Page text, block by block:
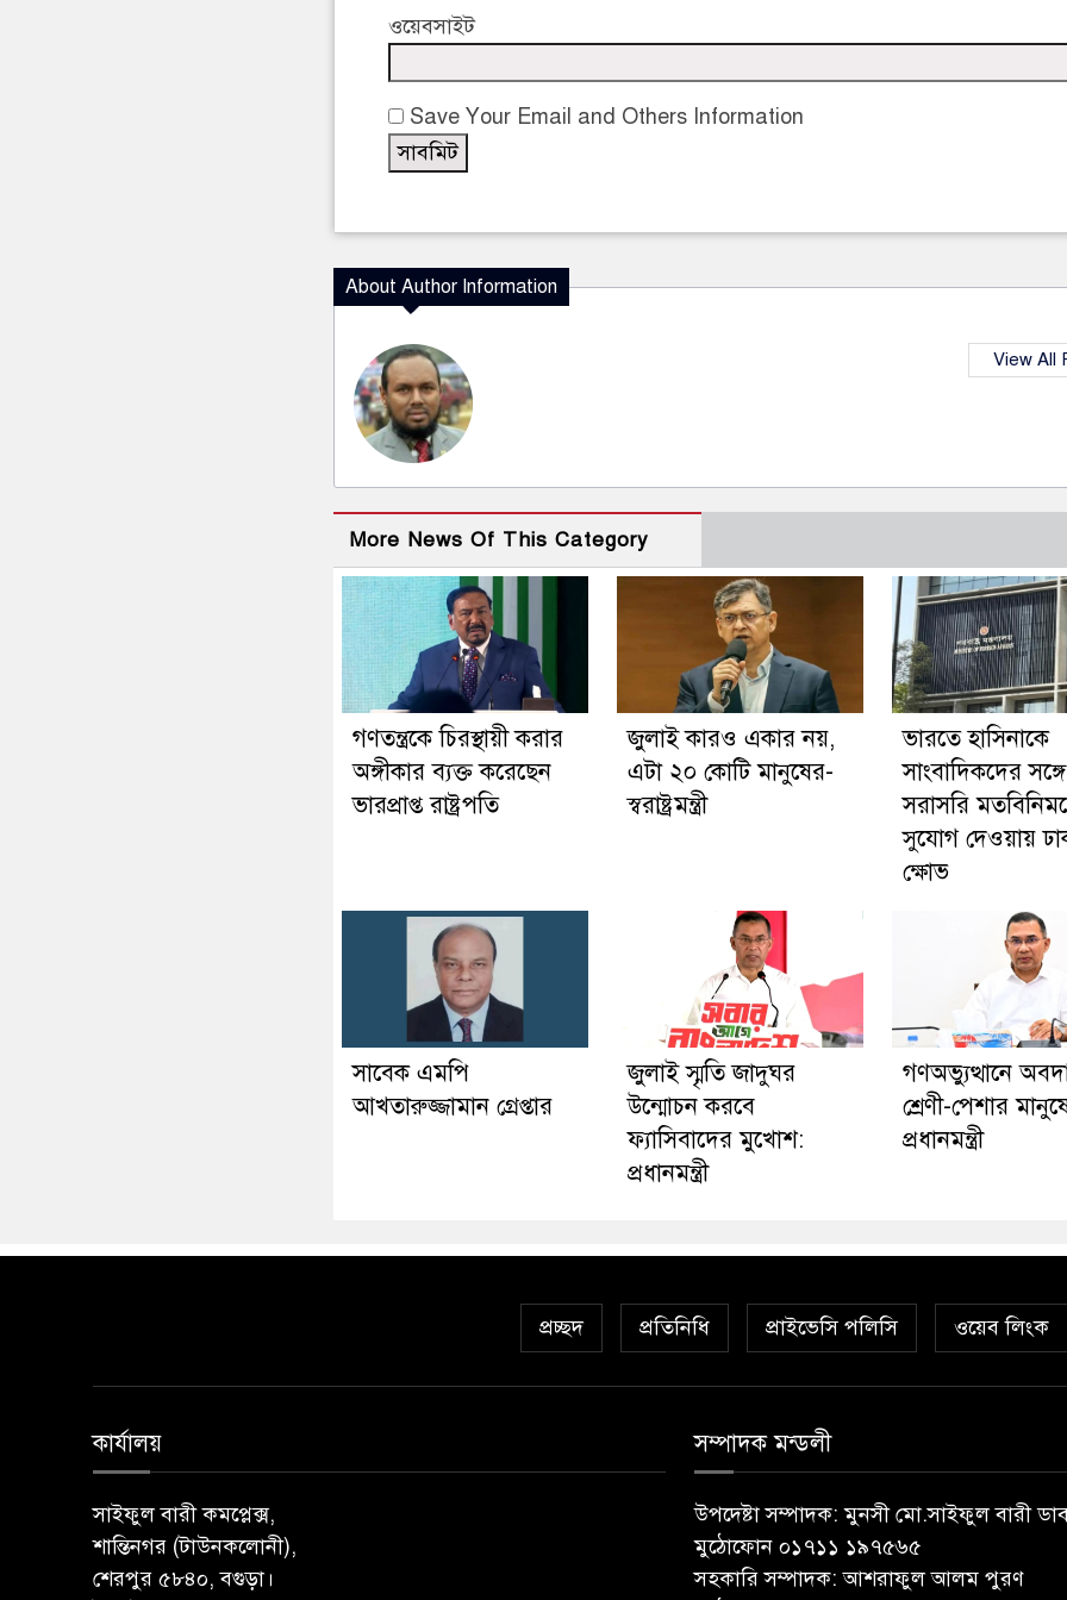
ওয়েবসাইট
Save Your Email and Others Information
About Author Information
View All
More News Of This Category
গণতন্ত্রকে চিরস্থায়ী করার
অঙ্গীকার ব্যক্ত করেছেন
ভারপ্রাপ্ত রাষ্ট্রপতি
জুলাই কারও একার নয়,
এটা ২০ কোটি মানুষের-
স্বরাষ্ট্রমন্ত্রী
ভারতে হাসিনাকে
সাংবাদিকদের সঙ্গে
সরাসরি
সুযোগ দেওয়ায়
ক্ষোভ
সাবেক এমপি
আখতারুজ্জামান গ্রেপ্তার
জুলাই স্মৃতি জাদুঘর
উন্মোচন করবে
ফ্যাসিবাদের মুখোশ:
প্রধানমন্ত্রী
গণঅভ্যুত্থানে
শ্রেণী-পেশার
প্রধানমন্ত্রী
প্রচ্ছদ প্রতিনিধি প্রাইভেসি পলিসি ওয়েব লিংক
কার্যালয়
সাইফুল বারী কমপ্লেক্স,
শান্তিনগর (টাউনকলোনী),
শেরপুর ৫৮৪০, বগুড়া।
সম্পাদক মন্ডলী
উপদেষ্টা সম্পাদক: মুনসী মো.সাইফুল বারী
মুঠোফোন ০১৭১১ ১৯৭৫৬৫
সহকারি সম্পাদক: আশরাফুল আলম পুরণ